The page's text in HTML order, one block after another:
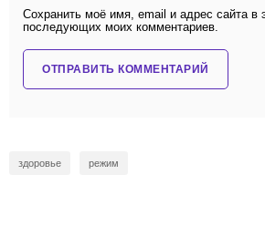
Сохранить моё имя, email и адрес сайта в
последующих моих комментариев.
здоровье режим